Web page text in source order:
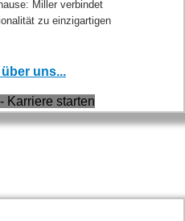
Miller verbindet
zu einzigartigen
uns...
Karriere starten